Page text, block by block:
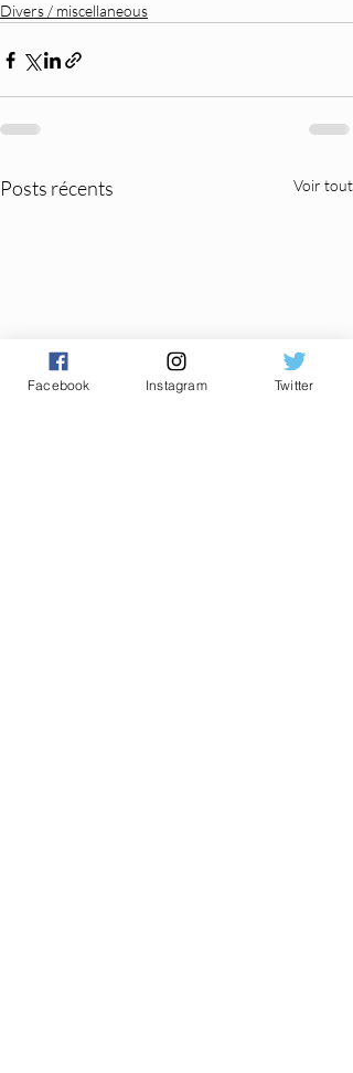
Divers / miscellaneous
Posts récents Voir tout
Facebook Instagram Twitter